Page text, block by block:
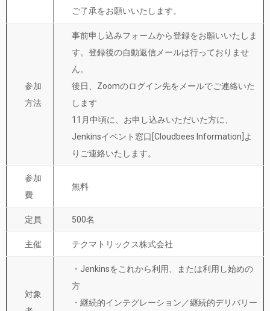
ご了承をお願いいたします。
参加
方法
事前申し込みフォームから登録をお願いいたしま
す。登録後の自動返信メールは行っておりませ
ん。
後日、Zoomのログイン先をメールでご連絡いた
します
11月中頃に、お申し込みいただいた方に、
Jenkinsイベント窓口[Cloudbees Information]よ
りご連絡いたします。
参加
費
無料
定員 500名
主催 テクマトリックス株式会社
対象
・Jenkinsをこれから利用、または利用し始めの
方
・継続的インテグレーション／継続的デリバリー